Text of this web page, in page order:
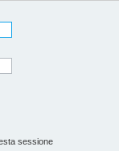
sessione